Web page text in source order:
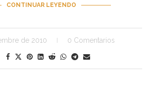
CONTINUAR LEYENDO
de 2010 0 Comentarios